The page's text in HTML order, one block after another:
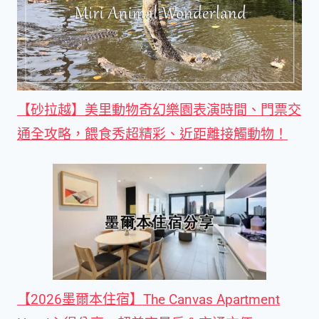
【砂拉越】美里動物奇幻樂園表演時間、門票交
通全攻略，餵食秀超精彩、近距離接觸動物！
【2026墨爾本住宿】The Canvas Apartment